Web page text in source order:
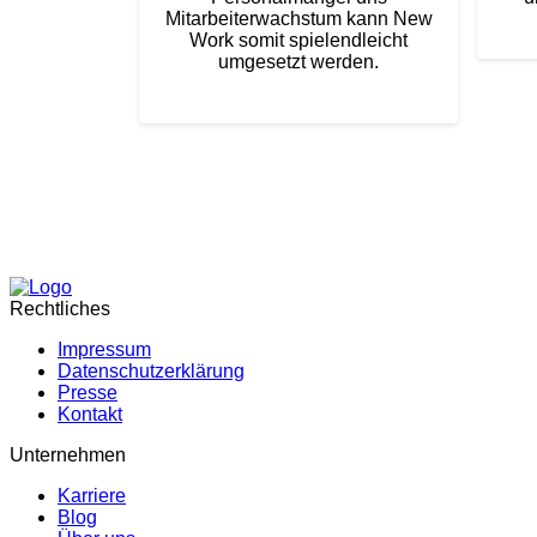
Mitarbeiterwachstum kann New
Work somit spielendleicht
umgesetzt werden.
Rechtliches
Impressum
Datenschutzerklärung
Presse
Kontakt
Unternehmen
Karriere
Blog